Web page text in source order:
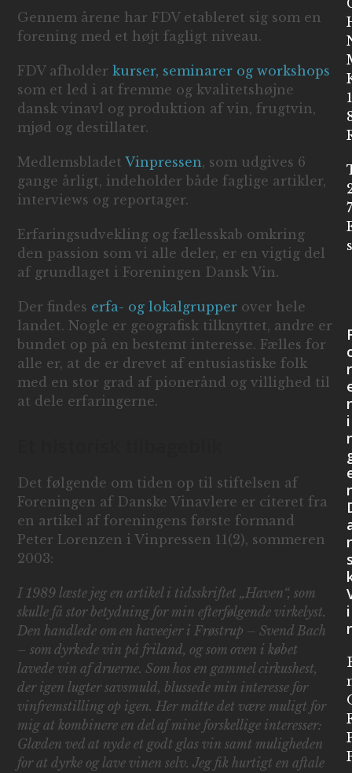
Gennem årene har FDV etableret sig som en
forening med et højt fagligt niveau.
FDV afholderkurser, seminarer og workshops
som et led i at fremme og kvalitetshøjne
dansk vinavl og produktion af vin, frugtvin,
mjød og destillater.
MedlemsbladetVinpressen, som udgives 6
gange årligt, indeholder både faglige artikler,
interviews og reportager.
Erfaringsudvekling og fællesskab omkring
den passion som vi alle deler, er en vigtig del
af grundlaget i Foreningen Dansk Vin.
Der findes erfa- og lokalgrupper over hele
landet. Nogle er geografisk tilknyttet, andre er
bundet op på en bestemt interesse. Fælles for
alle er, at de er drevet af entusiastiske folk
med en stor grad af pionerånd og villighed til
at dele erfaringerne.
Det følgende om tiden op til stiftelsen af
Foreningen af Danske Vinavlere er citeret fra
en artikel af foreningens første formand
Peter Lorenzen i Vinpressen 11(2), sommeren
2003:
I 1989 læste jeg en artikel i tidsskriftet „Haven“, som
skulle få stor betydning for min efterfølgende virkelyst.
Den handlede om en haveejer i Frøstrup – Svend Bach
– som dyrkede vin på friland, og som oven i købet
lavede vin af druerne. Som hos en gammel cirkushest,
der igen lugter savsmuld, blussede min interesse for
vinfremstilling op igen. Her måtte det være muligt for
mig at kombinere en del af mine forskellige interesser:
Glæden ved at nyde et godt glas vin samt muligheden
for at dyrke og lave vinen selv. Jeg fik hurtigt en aftale
r
i
i